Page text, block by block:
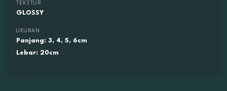
TEKSTUR
GLOSSY
UKURAN
Panjang: 3, 4, 5, 6cm
Lebar: 20cm